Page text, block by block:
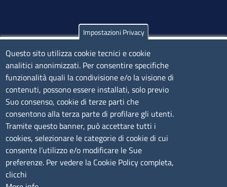
Olbia
Via Nanni 43 - 07026 Olbia
Tel. 0789 66122 | 0789 69580
mail:ufficio.olbia@ss.camcom.it
lunedì al venerdì: 9,00 - 12,00; lunedì pomeriggio: 16,00
- 17,00
CONTATTI
Camera di Commercio, Industria, Artigianato e
Impostazioni Privacy
Questo sito utilizza cookie tecnici e cookie
analitici anonimizzati. Per consentire specifiche
funzionalità quali la condivisione e/o la visione di
contenuti, possono essere installati, solo previo
Suo consenso, cookie di terze parti che
consentono alla terza parte di profilare gli utenti.
Tramite questo banner, può accettare tutti i
cookies, selezionare le categorie di cookie di cui
consente l’utilizzo e/o modificare le Sue
preferenze. Per vedere la Cookie Policy completa,
clicchi